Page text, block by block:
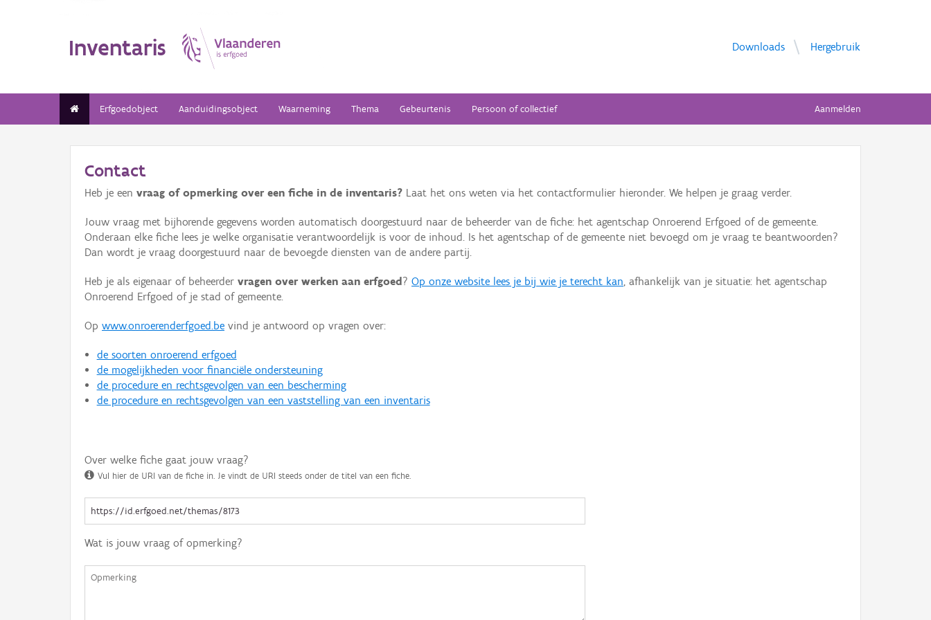
Inventaris Downloads Hergebruik
Erfgoedobject Aanduidingsobject Waarneming Thema Gebeurtenis Persoon of collectief Aanmelden
Contact
Heb je een vraag of opmerking over een fiche in de inventaris? Laat het ons weten via het contactformulier hieronder. We helpen je graag verder.
Jouw vraag met bijhorende gegevens worden automatisch doorgestuurd naar de beheerder van de fiche: het agentschap Onroerend Erfgoed of de gemeente.
Onderaan elke fiche lees je welke organisatie verantwoordelijk is voor de inhoud. Is het agentschap of de gemeente niet bevoegd om je vraag te beantwoorden?
Dan wordt je vraag doorgestuurd naar de bevoegde diensten van de andere partij.
Heb je als eigenaar of beheerder vragen over werken aan erfgoed ? Op onze website lees je bij wie je terecht kan, afhankelijk van je situatie: het agentschap
Onroerend Erfgoed of je stad of gemeente.
Op www.onroerenderfgoed.be vind je antwoord op vragen over:
de soorten onroerend erfgoed
de mogelijkheden voor financiële ondersteuning
de procedure en rechtsgevolgen van een bescherming
de procedure en rechtsgevolgen van een vaststelling van een inventaris
Over welke fiche gaat jouw vraag?
Vul hier de URI van de fiche in. Je vindt de URI steeds onder de titel van een fiche.
Wat is jouw vraag of opmerking?